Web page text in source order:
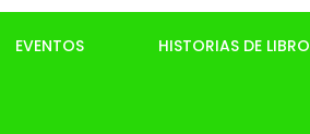
EVENTOS HISTORIAS DE LIBRO